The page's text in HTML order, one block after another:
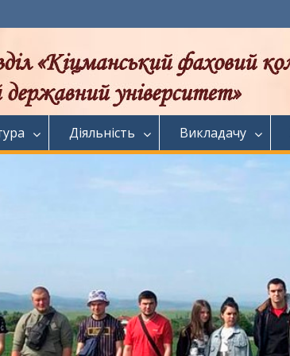
Діяльність Викладачу